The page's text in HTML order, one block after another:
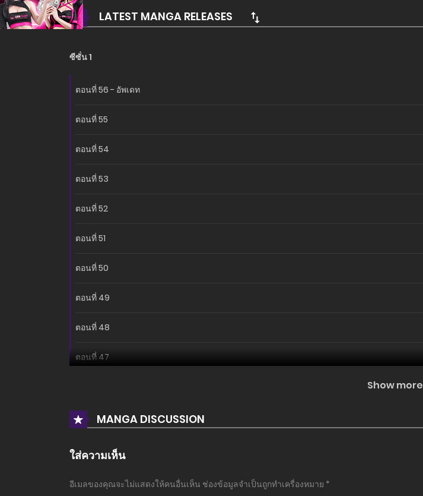
LATEST MANGA RELEASES
ซีซั่น 1
ตอนที่ 56 - อัพเดท
ตอนที่ 55
ตอนที่ 54
ตอนที่ 53
ตอนที่ 52
ตอนที่ 51
ตอนที่ 50
ตอนที่ 49
ตอนที่ 48
ตอนที่ 47
ตอนที่ 45
Show more
MANGA DISCUSSION
ใส่ความเห็น
อีเมลของคุณจะไม่แสดงให้คนอื่นเห็น ช่องข้อมูลจำเป็นถูกทำเครื่องหมาย *